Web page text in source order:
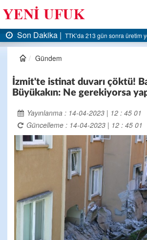
Son Dakika | AK Parti Ereğli İlçe
Gündem
İzmit'te istinat duvarı çöktü!
Büyükakın: Ne gerekiyorsa
Yayınlanma : 14-04-2023 | 12 : 45 01
Güncelleme : 14-04-2023 | 12 : 45 01